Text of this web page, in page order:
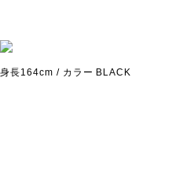
身長164cm / カラー BLACK